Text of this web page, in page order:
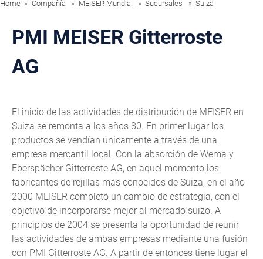
Home Compañía MEISER Mundial Sucursales Suiza
PMI MEISER Gitterroste
AG
El inicio de las actividades de distribución de MEISER en
Suiza se remonta a los años 80. En primer lugar los
productos se vendían únicamente a través de una
empresa mercantil local. Con la absorción de Wema y
Eberspächer Gitterroste AG, en aquel momento los
fabricantes de rejillas más conocidos de Suiza, en el año
2000 MEISER completó un cambio de estrategia, con el
objetivo de incorporarse mejor al mercado suizo. A
principios de 2004 se presenta la oportunidad de reunir
las actividades de ambas empresas mediante una fusión
con PMI Gitterroste AG. A partir de entonces tiene lugar el